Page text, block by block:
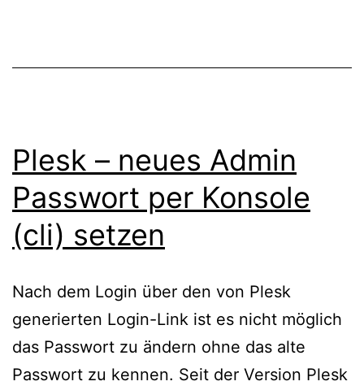
Plesk – neues Admin
Passwort per Konsole
(cli) setzen
Nach dem Login über den von Plesk
generierten Login-Link ist es nicht möglich
das Passwort zu ändern ohne das alte
Passwort zu kennen. Seit der Version Plesk